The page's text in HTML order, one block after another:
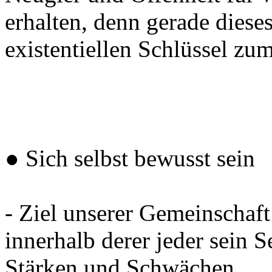
erhalten, denn gerade
existentiellen Schlüssel
● Sich selbst bewusst sein
- Ziel unserer
innerhalb derer jeder sein